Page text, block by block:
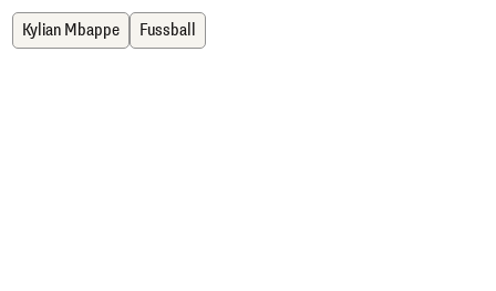
Kylian Mbappe Fussball